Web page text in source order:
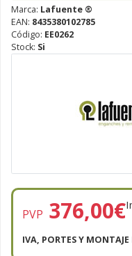
Marca: Lafuente ®
EAN: 8435380102785
Código: EE0262
Stock: Si
PVP 376,00€
IVA, PORTES Y